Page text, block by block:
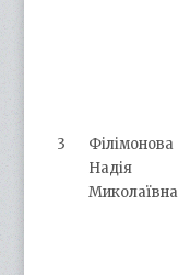
3
Філімонова
Надія
Миколаївна